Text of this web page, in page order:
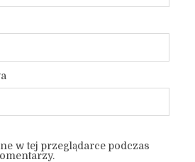
w tej przeglądarce podczas